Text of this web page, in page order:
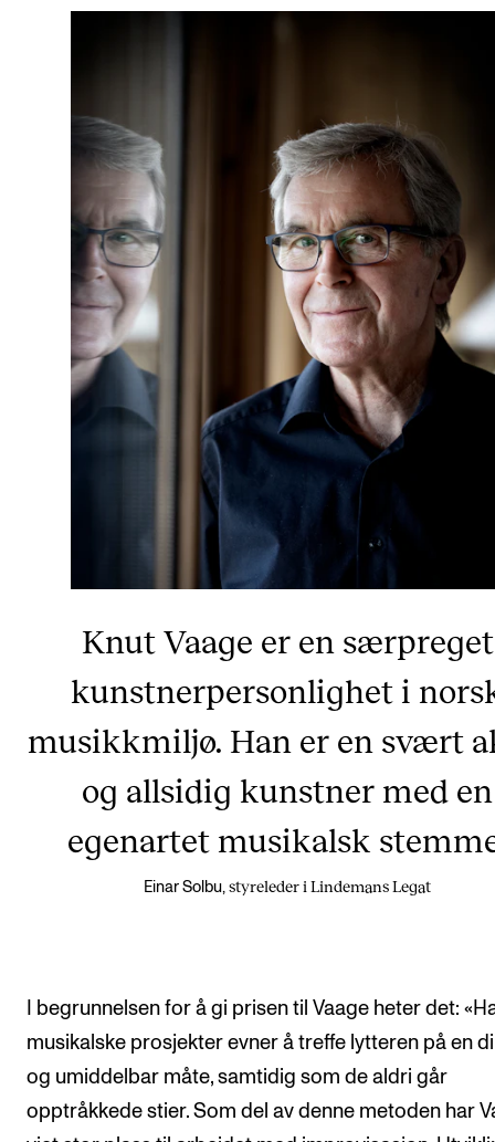
Hvem gjør hva i administrasjonen?
Knut Vaage er en særpreget
kunstnerpersonlighet i
musikkmiljø. Han er en svært
og allsidig kunstner med en
egenartet musikalsk
Einar Solbu, styreleder i Lindemans Legat
I begrunnelsen for å gi prisen til Vaage heter det:
musikalske prosjekter evner å treffe lytteren på en
og umiddelbar måte, samtidig som de aldri går
opptråkkede stier. Som del av denne metoden har